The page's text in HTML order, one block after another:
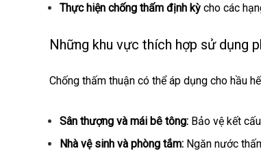
Thực hiện chống thấm định kỳ cho các
Những khu vực thích hợp sử dụng
Chống thấm thuận có thể áp dụng cho hầu
Sân thượng và mái bê tông: Bảo vệ kết
Nhà vệ sinh và phòng tắm: Ngăn nước